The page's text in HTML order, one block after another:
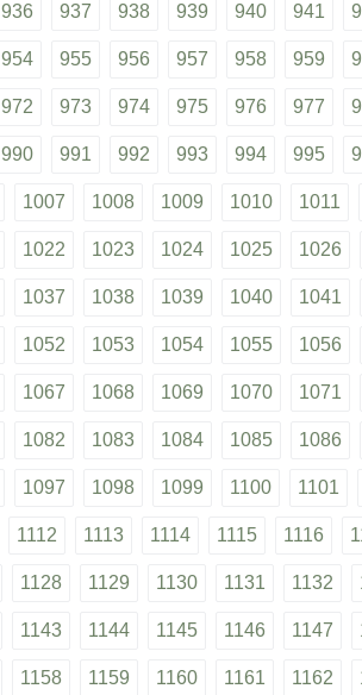
936 937 938 939 940 941
954 955 956 957 958 959
972 973 974 975 976 977
990 991 992 993 994 995
1007 1008 1009 1010 1011
1022 1023 1024 1025 1026
1037 1038 1039 1040 1041
1052 1053 1054 1055 1056
1067 1068 1069 1070 1071
1082 1083 1084 1085 1086
1097 1098 1099 1100 1101
1112 1113 1114 1115 1116
1128 1129 1130 1131 1132
1143 1144 1145 1146 1147
1158 1159 1160 1161 1162